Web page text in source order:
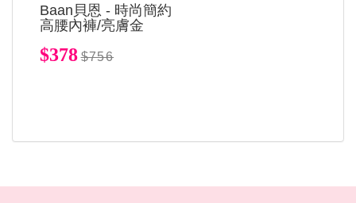
Baan貝恩 - 時尚簡約
高腰內褲/亮膚金
$378 $756